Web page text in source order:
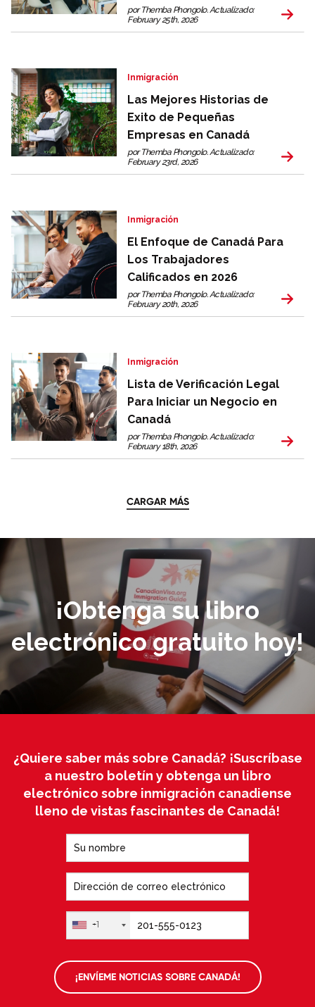
por Themba Phongolo. Actualizado:
February 25th, 2026
Inmigración
Las Mejores Historias de
Exito de Pequeñas
Empresas en Canadá
por Themba Phongolo. Actualizado:
February 23rd, 2026
Inmigración
El Enfoque de Canadá Para
Los Trabajadores
Calificados en 2026
por Themba Phongolo. Actualizado:
February 20th, 2026
Inmigración
Lista de Verificación Legal
Para Iniciar un Negocio en
Canadá
por Themba Phongolo. Actualizado:
February 18th, 2026
CARGAR MÁS
¡Obtenga su libro
electrónico gratuito hoy!
¿Quiere saber más sobre Canadá? ¡Suscríbase
a nuestro boletín y obtenga un libro
electrónico sobre inmigración canadiense
lleno de vistas fascinantes de Canadá!
+1
¡ENVÍEME NOTICIAS SOBRE CANADÁ!